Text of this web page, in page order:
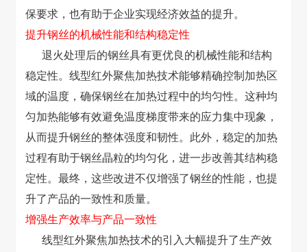
保要求，也有助于企业实现经济效益的提升。
提升钢丝的机械性能和结构稳定性
退火处理后的钢丝具有更优良的机械性能和结构
稳定性。线型红外聚焦加热技术能够精确控制加热区
域的温度，确保钢丝在加热过程中的均匀性。这种均
匀加热能够有效避免温度梯度带来的应力集中现象，
从而提升钢丝的整体强度和韧性。此外，稳定的加热
过程有助于钢丝晶粒的均匀化，进一步改善其结构稳
定性。最终，这些改进不仅增强了钢丝的性能，也提
升了产品的一致性和质量。
增强生产效率与产品一致性
线型红外聚焦加热技术的引入大幅提升了生产效